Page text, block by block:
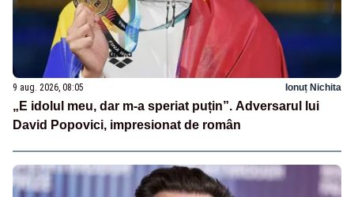
9 aug. 2026, 08:05 Ionuț Nichita
„E idolul meu, dar m-a speriat puțin”. Adversarul lui
David Popovici, impresionat de român